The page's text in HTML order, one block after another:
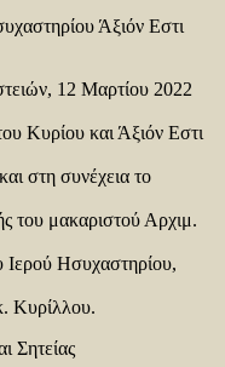
Άξιόν Εστι
12 Μαρτίου 2022
Κυρίου και Άξιόν Εστι
στη συνέχεια το
του μακαριστού Αρχιμ.
Ιερού Ησυχαστηρίου,
Κυρίλλου.
Σητείας